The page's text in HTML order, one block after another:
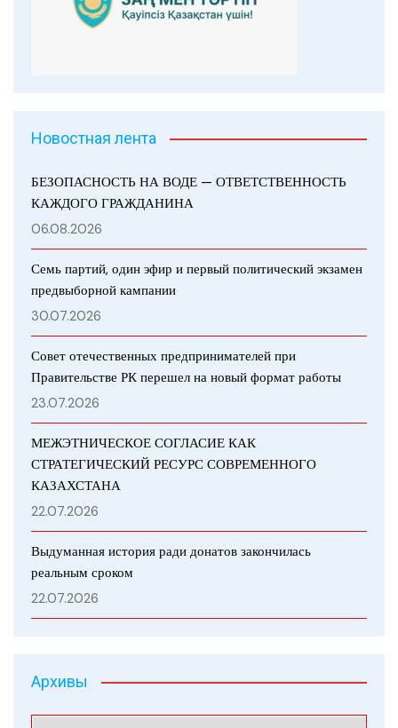
Новостная лента
БЕЗОПАСНОСТЬ НА ВОДЕ — ОТВЕТСТВЕННОСТЬ
КАЖДОГО ГРАЖДАНИНА
06.08.2026
Семь партий, один эфир и первый политический экзамен
предвыборной кампании
30.07.2026
Совет отечественных предпринимателей при
Правительстве РК перешел на новый формат работы
23.07.2026
МЕЖЭТНИЧЕСКОЕ СОГЛАСИЕ КАК
СТРАТЕГИЧЕСКИЙ РЕСУРС СОВРЕМЕННОГО
КАЗАХСТАНА
22.07.2026
Выдуманная история ради донатов закончилась
реальным сроком
22.07.2026
Архивы